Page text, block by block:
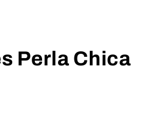
Perla Chica